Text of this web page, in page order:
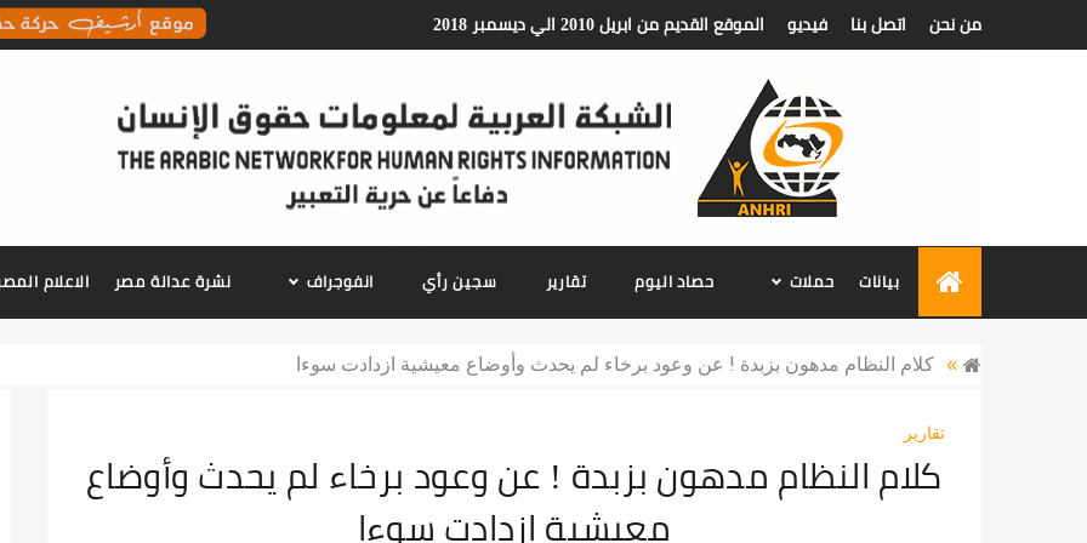
من نحن اتصل بنا فيديو الموقع القديم من ابريل 2010 الي ديسمبر 2018
الشبكة العربية لمعلومات حقوق
بيانات حملات حصاد اليوم تقارير سجين رأي انفوجراف نشرة عدالة مصر الاعلام
» كلام النظام مدهون بزبدة ! عن وعود برخاء لم يحدث وأوضاع معيشية ازدادت سوءا
تقارير
كلام النظام مدهون بزبدة ! عن وعود برخاء لم يحدث وأوضاع
معيشية ازدادت سوءا